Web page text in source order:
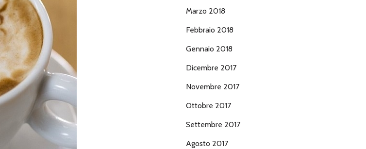
Marzo 2018
Febbraio 2018
Gennaio 2018
Dicembre 2017
Novembre 2017
Ottobre 2017
Settembre 2017
Agosto 2017